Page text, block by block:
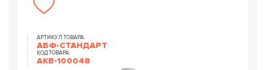
АРТИКУЛ ТОВАРА:
АБФ-СТАНДАРТ
КОД ТОВАРА:
AKB-100048